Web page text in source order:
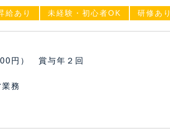
給あり 未経験・初心者OK 研修あり
円） 賞与年２回
務